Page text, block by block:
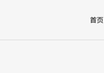
首页